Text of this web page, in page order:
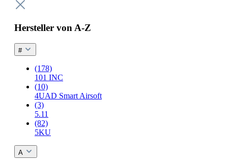
Hersteller von A-Z
#
(178)
101 INC
(10)
4UAD Smart Airsoft
(3)
5.11
(82)
5KU
A